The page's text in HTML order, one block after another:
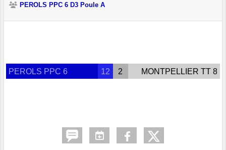
PEROLS PPC 6 D3 Poule A
PEROLS PPC 6 12 2 MONTPELLIER TT 8